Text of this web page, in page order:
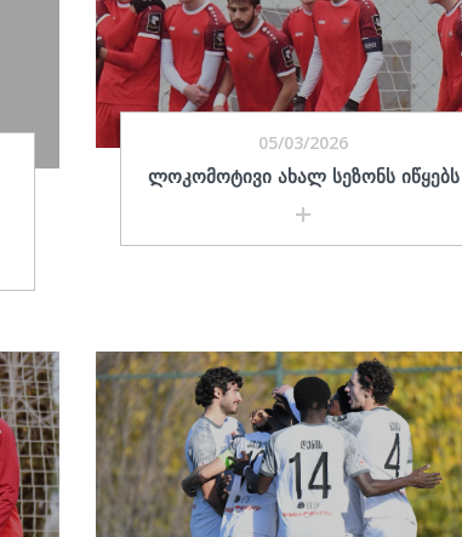
05/03/2026
ᲚᲝᲙᲝᲛᲝᲢᲘᲕᲘ ᲐᲮᲐᲚ ᲡᲔᲖᲝᲜᲡ ᲘᲬᲧᲔᲑᲡ